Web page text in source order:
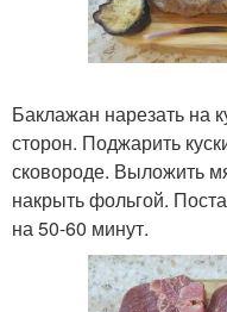
Баклажан нарезать на
сторон. Поджарить
сковороде. Выложить
накрыть фольгой.
на 50-60 минут.